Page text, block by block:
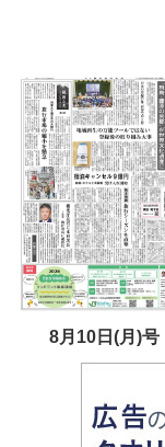
8月10日(月)号